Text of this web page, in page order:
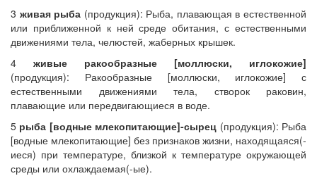
3 живая рыба (продукция): Рыба, плавающая в естественной
или приближенной к ней среде обитания, с естественными
движениями тела, челюстей, жаберных крышек.
4 живые ракообразные [моллюски, иглокожие]
(продукция): Ракообразные [моллюски, иглокожие] с
естественными движениями тела, створок раковин,
плавающие или передвигающиеся в воде.
5 рыба [водные млекопитающие]-сырец (продукция): Рыба
[водные млекопитающие] без признаков жизни, находящаяся(-
иеся) при температуре, близкой к температуре окружающей
среды или охлаждаемая(-ые).